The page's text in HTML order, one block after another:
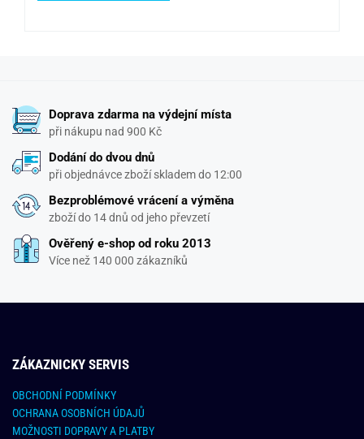
Doprava zdarma na výdejní místa
při nákupu nad 900 Kč
Dodání do dvou dnů
při objednávce zboží skladem do 12:00
Bezproblémové vrácení a výměna
zboží do 14 dnů od jeho převzetí
Ověřený e-shop od roku 2013
Více než 140 000 zákazníků
ZÁKAZNICKY SERVIS
OBCHODNÍ PODMÍNKY
OCHRANA OSOBNÍCH ÚDAJŮ
MOŽNOSTI DOPRAVY A PLATBY